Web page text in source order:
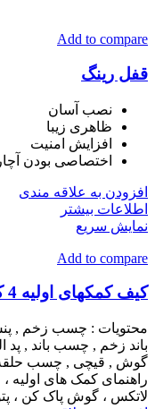
Add to compare
قفل رینگ
نصب آسان
ظاهری زیبا
افزایش امنیت
اختصاصی بودن آچار
افزودن به علاقه مندی
اطلاعات بیشتر
نمایش سریع
Add to compare
کیف کمکهای اولیه 4 کاره سرمه ای
محتویات : چسب زخم ,
باند زخم , چسب باند ,
گوش , قیچی , چسب حلقه
راهنمای کمک های
لاتکس ، گوش پاک کن ،